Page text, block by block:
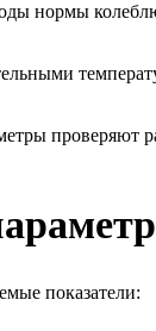
нормы
проверяют
показатели: